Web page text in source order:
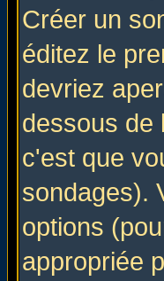
Créer un
éditez le
devriez
dessous de
c'est que
sondages).
options
appropriée